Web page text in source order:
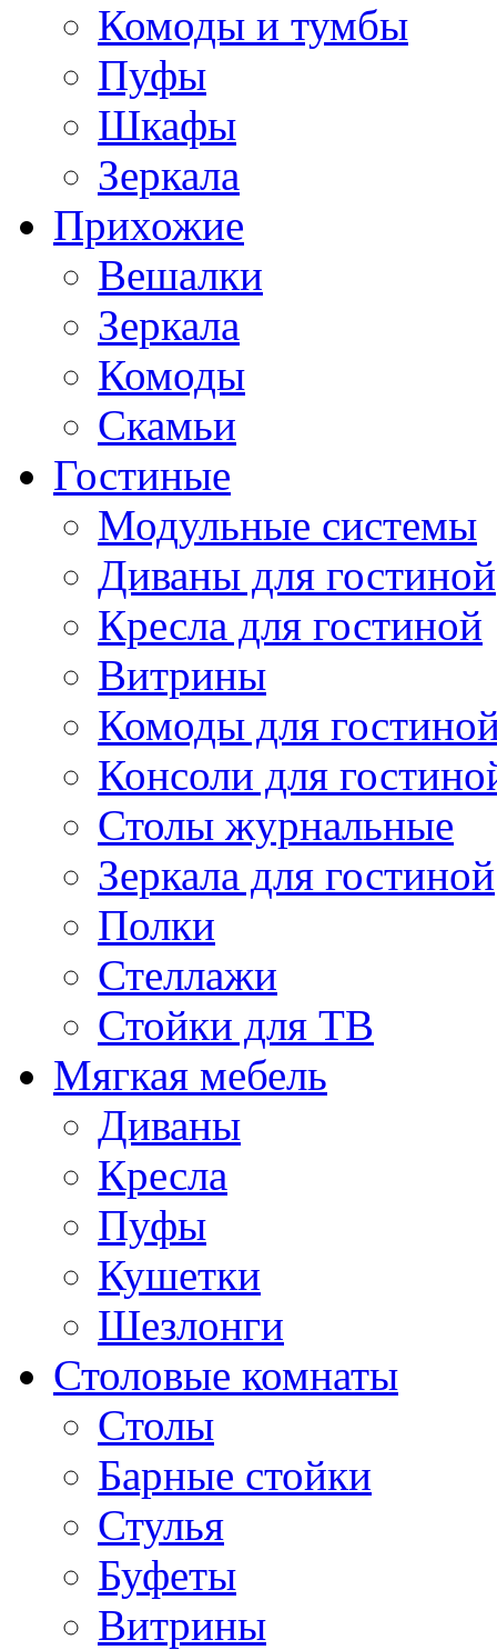
Комоды и тумбы
Пуфы
Шкафы
Зеркала
Прихожие
Вешалки
Зеркала
Комоды
Скамьи
Гостиные
Модульные системы
Диваны для гостиной
Кресла для гостиной
Витрины
Комоды для
Консоли для
Столы журнальные
Зеркала для гостиной
Полки
Стеллажи
Стойки для ТВ
Мягкая мебель
Диваны
Кресла
Пуфы
Кушетки
Шезлонги
Столовые комнаты
Столы
Барные стойки
Стулья
Буфеты
Витрины